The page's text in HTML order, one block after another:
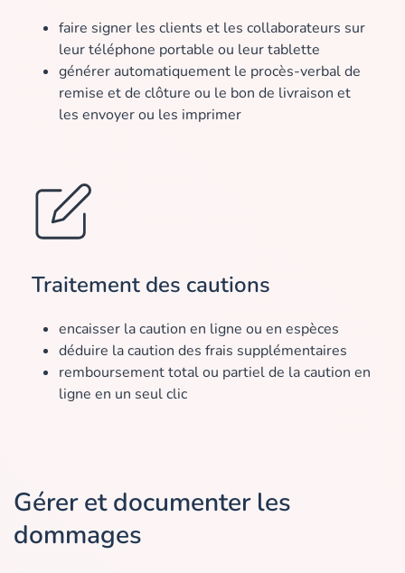
faire signer les clients et les collaborateurs sur
leur téléphone portable ou leur tablette
générer automatiquement le procès-verbal de
remise et de clôture ou le bon de livraison et
les envoyer ou les imprimer
Traitement des cautions
encaisser la caution en ligne ou en espèces
déduire la caution des frais supplémentaires
remboursement total ou partiel de la caution en
ligne en un seul clic
Gérer et documenter les
dommages